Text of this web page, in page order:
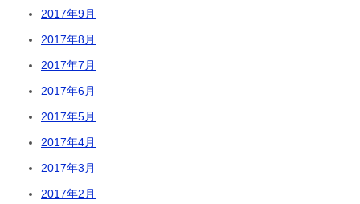
2017年9月
2017年8月
2017年7月
2017年6月
2017年5月
2017年4月
2017年3月
2017年2月